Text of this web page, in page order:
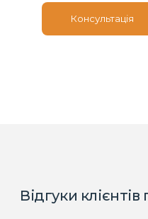
Консультація
Відгуки